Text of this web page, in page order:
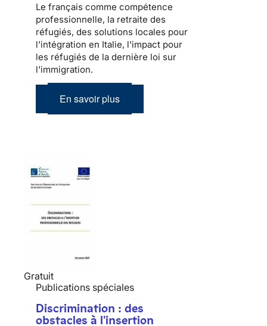
Le français comme compétence
professionnelle, la retraite des
réfugiés, des solutions locales pour
l'intégration en Italie, l'impact pour
les réfugiés de la dernière loi sur
l'immigration.
En savoir plus
Gratuit
Publications spéciales
Discrimination : des
obstacles à l'insertion